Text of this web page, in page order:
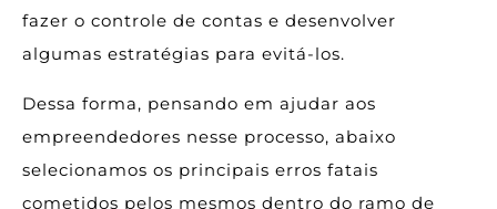
fazer o controle de contas e desenvolver
algumas estratégias para evitá-los.
Dessa forma, pensando em ajudar aos
empreendedores nesse processo, abaixo
selecionamos os principais erros fatais
cometidos pelos mesmos dentro do ramo de